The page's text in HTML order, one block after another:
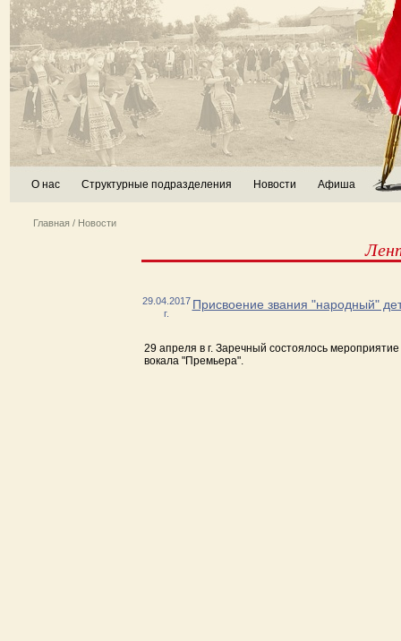
О нас Структурные подразделения Новости Афиша
Главная / Новости
29.04.2017
г.
Присвоение звания "народный"
29 апреля в г. Заречный состоялось
вокала "Премьера".